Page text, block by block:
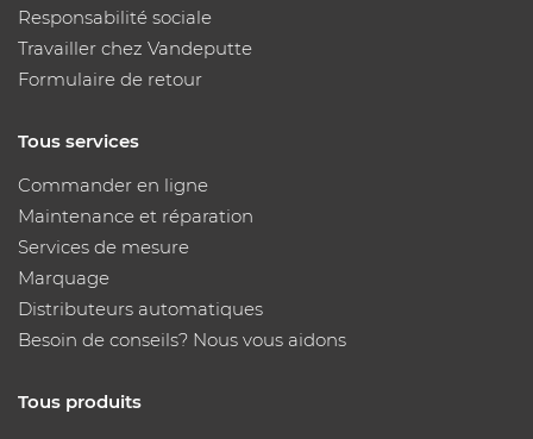
Responsabilité sociale
Travailler chez Vandeputte
Formulaire de retour
Tous services
Commander en ligne
Maintenance et réparation
Services de mesure
Marquage
Distributeurs automatiques
Besoin de conseils? Nous vous aidons
Tous produits